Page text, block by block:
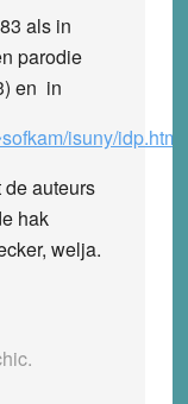
als in
parodie
en in
isuny/idp.html
auteurs
hak
welja.